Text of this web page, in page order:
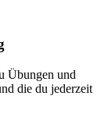
Übungen und
die du jederzeit